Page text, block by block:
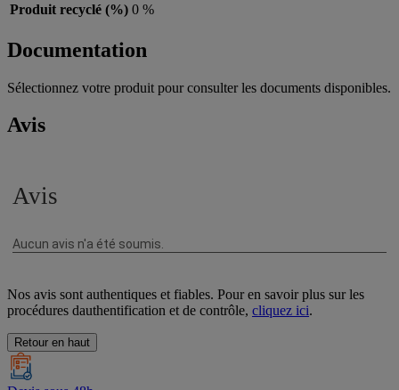
Produit recyclé (%) 0 %
Documentation
Sélectionnez votre produit pour consulter les documents disponibles.
Avis
Nos avis sont authentiques et fiables. Pour en savoir plus sur les
procédures dauthentification et de contrôle, cliquez ici.
Retour en haut